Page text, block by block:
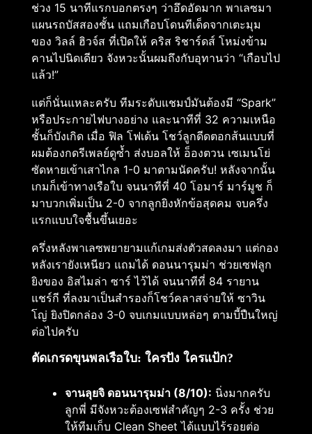
ช่วง 15 นาทีแรกบอกตรงๆ ว่าอึดอัดมาก พาเลซมา
แผนรถบัสสองชั้น แถมเกือบโดนทีเด็ดจากเตะมุม
ของ วิลล์ ฮิวจ์ส ที่เปิดให้ คริส ริชาร์ดส์ โหม่งข้าม
คานไปนิดเดียว จังหวะนั้นผมถึงกับอุทานว่า “เกือบไป
แล้ว!”
แต่ก็นั่นแหละครับ ทีมระดับแชมป์มันต้องมี “Spark”
หรือประกายไฟบางอย่าง และนาทีที่ 32 ความเหนือ
ชั้นก็บังเกิด เมื่อ ฟิล โฟเด้น โชว์ลูกดีดตอกส้นแบบที่
ผมต้องกดรีเพลย์ดูซ้ำ ส่งบอลให้ อ็องตวน เซเมนโย่
ซัดหายเข้าเสาไกล 1-0 มาตามนัดครับ! หลังจากนั้น
เกมก็เข้าทางเรือใบ จนนาทีที่ 40 โอมาร์ มาร์มูช ก็
มาบวกเพิ่มเป็น 2-0 จากลูกยิงหักข้อสุดคม จบครึ่ง
แรกแบบใจชื้นขึ้นเยอะ
ครึ่งหลังพาเลซพยายามแก้เกมส่งตัวสดลงมา แต่กอง
หลังเรายังเหนียว แถมได้ ดอนนารุมม่า ช่วยเซฟลูก
ยิงของ อิสไมล่า ซาร์ ไว้ได้ จนนาทีที่ 84 รายาน
แชร์กี ที่ลงมาเป็นสำรองก็โชว์คลาสจ่ายให้ ซาวิน
โญ่ ยิงปิดกล่อง 3-0 จบเกมแบบหล่อๆ ตามบี้ปืนใหญ่
ต่อไปครับ
ตัดเกรดขุนพลเรือใบ: ใครปัง ใครแป้ก?
จานลุยจิ ดอนนารุมม่า (8/10): นิ่งมากครับ
ลูกพี่ มีจังหวะต้องเซฟสำคัญๆ 2-3 ครั้ง ช่วย
ให้ทีมเก็บ Clean Sheet ได้แบบไร้รอยต่อ